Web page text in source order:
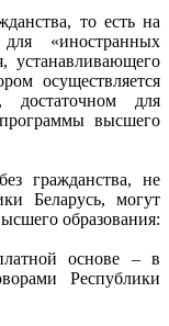
то есть на
«иностранных
устанавливающего
осуществляется
достаточном для
программы высшего
гражданства, не
Беларусь, могут
образования:
основе – в
Республики